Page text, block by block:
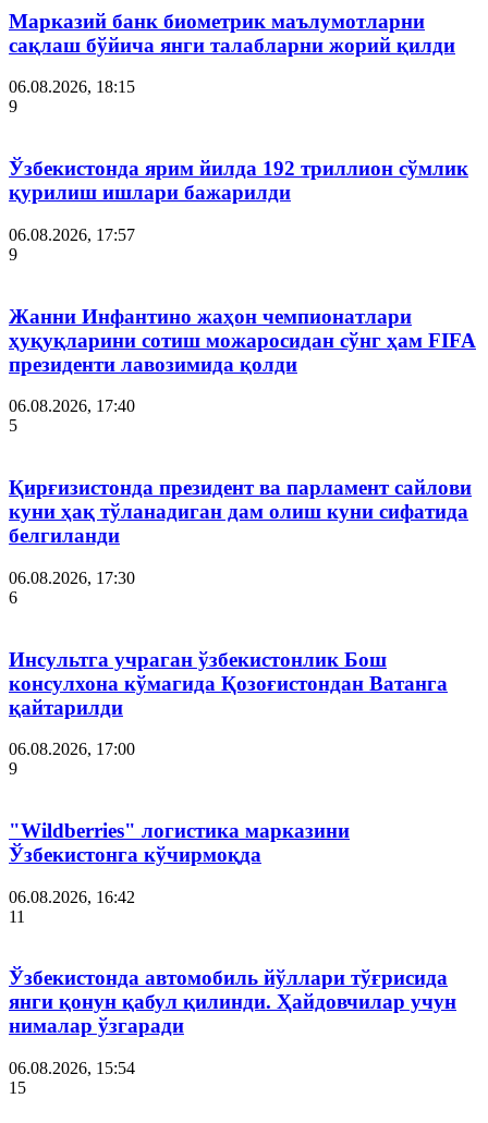
Марказий банк биометрик маълумотларни
сақлаш бўйича янги талабларни жорий қилди
06.08.2026, 18:15
9
Ўзбекистонда ярим йилда 192 триллион сўмлик
қурилиш ишлари бажарилди
06.08.2026, 17:57
9
Жанни Инфантино жаҳон чемпионатлари
ҳуқуқларини сотиш можаросидан сўнг ҳам FIFA
президенти лавозимида қолди
06.08.2026, 17:40
5
Қирғизистонда президент ва парламент сайлови
куни ҳақ тўланадиган дам олиш куни сифатида
белгиланди
06.08.2026, 17:30
6
Инсультга учраган ўзбекистонлик Бош
консулхона кўмагида Қозоғистондан Ватанга
қайтарилди
06.08.2026, 17:00
9
"Wildberries" логистика марказини
Ўзбекистонга кўчирмоқда
06.08.2026, 16:42
11
Ўзбекистонда автомобиль йўллари тўғрисида
янги қонун қабул қилинди. Ҳайдовчилар учун
нималар ўзгаради
06.08.2026, 15:54
15